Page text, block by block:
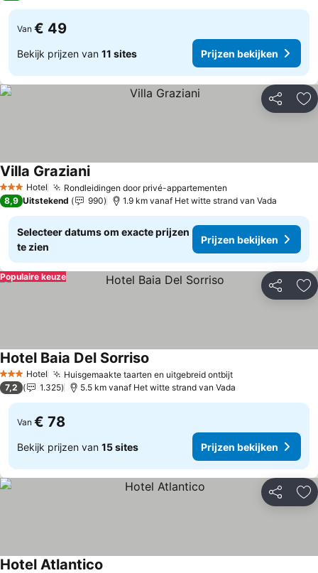
Van € 49
Bekijk prijzen van 11 sites Prijzen bekijken
Delen
3 SterrenHotel Rondleidingen door privé-appartementen
Villa Graziani
8,9 Uitstekend 990 1.9 km vanaf Het witte strand van Vada
Selecteer datums om exacte prijzen
te zien
Prijzen bekijken
Delen
Populaire keuze
3 SterrenHotel Huisgemaakte taarten en uitgebreid ontbijt
Hotel Baia Del Sorriso
7,2 1.325 5.5 km vanaf Het witte strand van Vada
Van € 78
Bekijk prijzen van 15 sites Prijzen bekijken
Delen
Hotel Atlantico